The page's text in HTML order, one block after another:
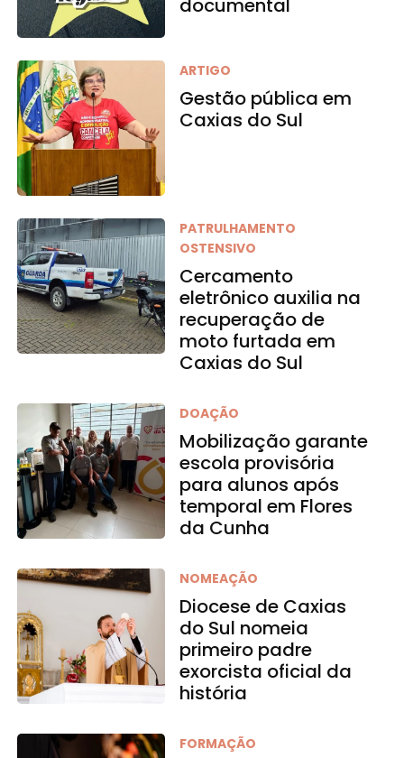
documental
ARTIGO
Gestão pública em
Caxias do Sul
PATRULHAMENTO
OSTENSIVO
Cercamento
eletrônico auxilia na
recuperação de
moto furtada em
Caxias do Sul
DOAÇÃO
Mobilização garante
escola provisória
para alunos após
temporal em Flores
da Cunha
NOMEAÇÃO
Diocese de Caxias
do Sul nomeia
primeiro padre
exorcista oficial da
história
FORMAÇÃO